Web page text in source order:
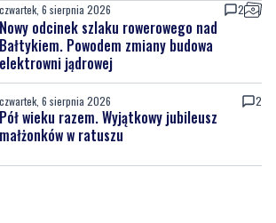
czwartek, 6 sierpnia 2026 2
Nowy odcinek szlaku rowerowego nad
Bałtykiem. Powodem zmiany budowa
elektrowni jądrowej
czwartek, 6 sierpnia 2026 2
Pół wieku razem. Wyjątkowy jubileusz
małżonków w ratuszu